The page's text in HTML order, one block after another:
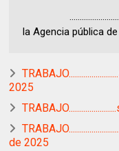
la Agencia pública
2025
de 2025